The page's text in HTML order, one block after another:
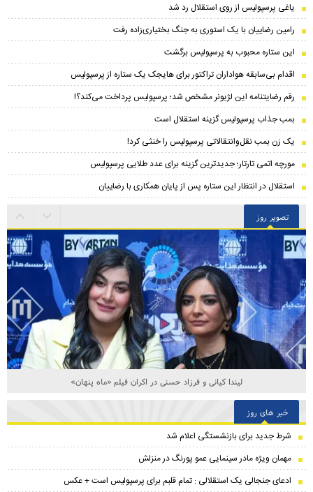
یاغی پرسپولیس از روی استقلال رد شد
رامین رضاییان با یک استوری به جنگ بختیاری‌زاده رفت
این ستاره محبوب به پرسپولیس برگشت
اقدام بی‌سابقه هواداران تراکتور برای هایجک یک ستاره از پرسپولیس
رقم رضایتنامه این لژیونر مشخص شد؛ پرسپولیس پرداخت می‌کند؟!
بمب جذاب پرسپولیس گزینه استقلال است
یک زن بمب نقل‌وانتقالاتی پرسپولیس را خنثی کرد!
مورچه اتمی تارتار؛ جدیدترین گزینه برای عدد طلایی پرسپولیس
استقلال در انتظار این ستاره پس از پایان همکاری با رضاییان
تصویر روز
لیندا کیانی و فرزاد حسنی در اکران فیلم «ماه پنهان»
خبر های روز
شرط جدید برای بازنشستگی اعلام شد
مهمان ویژه مادر سینمایی عمو پورنگ در منزلش
ادعای جنجالی یک استقلالی : تمام قلبم برای پرسپولیس است + عکس